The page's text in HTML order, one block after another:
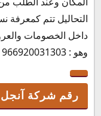
التحاليل تتم كمعرفة
داخل الخصومات
وهو : 966920031303
رقم شركة آنجل